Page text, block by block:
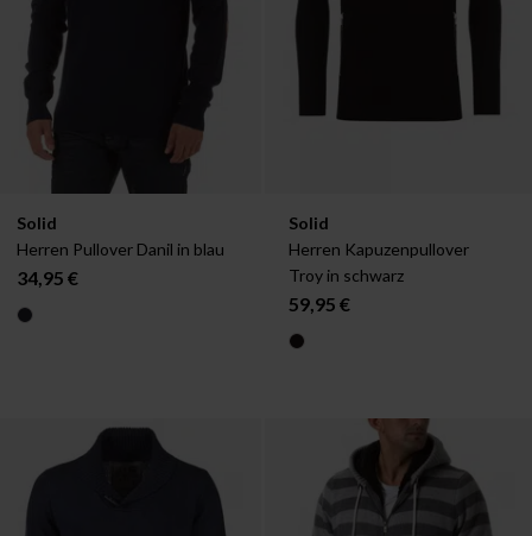
Verfügbar in:
M
Solid
Herren Pullover Danil in blau
34,95 €
Verfügbar in:
M
Solid
Herren Kapuzenpullover
Troy in schwarz
59,95 €